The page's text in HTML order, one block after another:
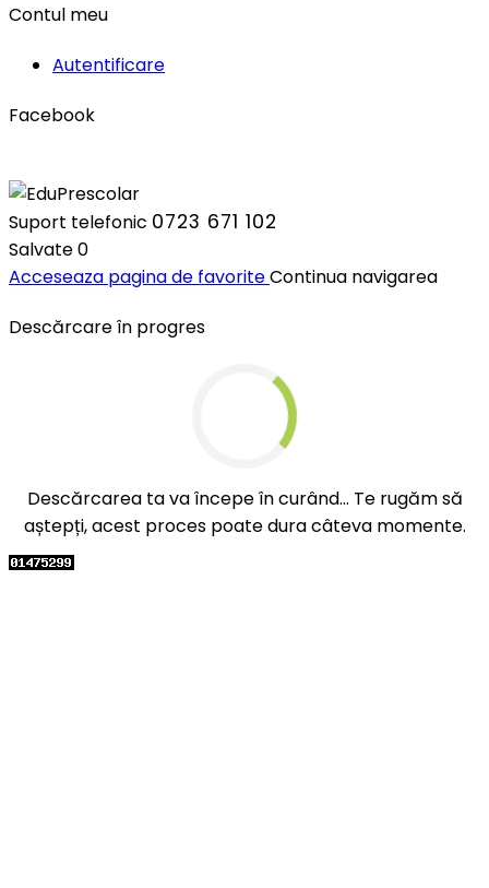
Contul meu
Autentificare
Facebook
Suport telefonic 0723 671 102
Salvate0
Acceseaza pagina de favoriteContinua navigarea
Descărcare în progres
Descărcarea ta va începe în curând... Te rugăm să
aștepți, acest proces poate dura câteva momente.